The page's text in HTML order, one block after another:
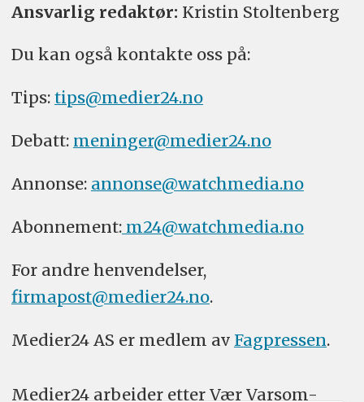
Ansvarlig redaktør: Kristin Stoltenberg
Du kan også kontakte oss på:
Tips: tips@medier24.no
Debatt: meninger@medier24.no
Annonse: annonse@watchmedia.no
Abonnement:m24@watchmedia.no
For andre henvendelser,
firmapost@medier24.no.
Medier24 AS er medlem av Fagpressen.
Medier24 arbeider etter Vær Varsom-